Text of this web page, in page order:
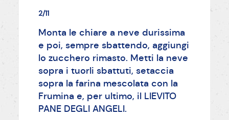
2/11
Monta le chiare a neve durissima
e poi, sempre sbattendo, aggiungi
lo zucchero rimasto. Metti la neve
sopra i tuorli sbattuti, setaccia
sopra la farina mescolata con la
Frumina e, per ultimo, il LIEVITO
PANE DEGLI ANGELI.